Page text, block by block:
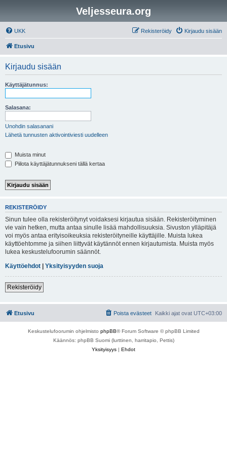
Veljesseura.org
UKK Kirjaudu sisään
Rekisteröidy
Etusivu
Kirjaudu sisään
Käyttäjätunnus:
Salasana:
Unohdin salasanani
Lähetä tunnusten aktivointiviesti uudelleen
Muista minut
Piilota käyttäjätunnukseni tällä kertaa
REKISTERÖIDY
Sinun tulee olla rekisteröitynyt voidaksesi kirjautua sisään. Rekisteröityminen
vie vain hetken, mutta antaa sinulle lisää mahdollisuuksia. Sivuston ylläpitäjä
voi myös antaa erityisoikeuksia rekisteröityneille käyttäjille. Muista lukea
käyttöehtomme ja siihen liittyvät käytännöt ennen kirjautumista. Muista myös
lukea keskustelufoorumin säännöt.
Käyttöehdot | Yksityisyyden suoja
Rekisteröidy
Etusivu Kaikki ajat ovat UTC+03:00
Poista evästeet
Keskustelufoorumin ohjelmisto phpBB® Forum Software © phpBB Limited
Käännös: phpBB Suomi (lurttinen, harritapio, Pettis)
Yksityisyys | Ehdot